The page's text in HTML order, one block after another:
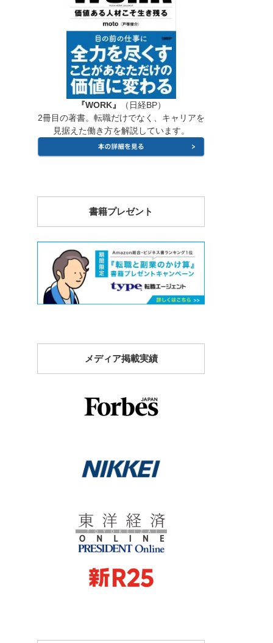
『WORK』
（日経BP）
2冊目の著書。転職だけでなく、キャリアを
見据えた働き方を解説しています。
書籍プレゼント
メディア掲載実績